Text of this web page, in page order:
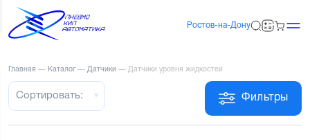
Ростов-на-Дону
Главная — Каталог — Датчики — Датчики уровня жидкостей
Фильтры
Сортировать: